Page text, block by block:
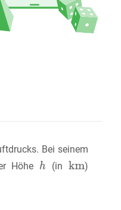
Bei seinem
Höhe (in
)